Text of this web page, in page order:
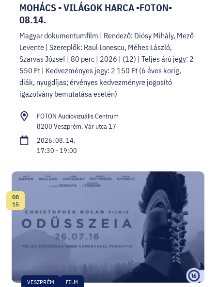
MOHÁCS - VILÁGOK HARCA -FOTON-
08.14.
Magyar dokumentumfilm | Rendező: Diósy Mihály, Mező
Levente | Szereplők: Raul Ionescu, Méhes László,
Szarvas József | 80 perc | 2026 | (12) | Teljes árú jegy: 2
550 Ft | Kedvezményes jegy: 2 150 Ft (6 éves korig,
diák, nyugdíjas; érvényes kedvezményre jogosító
igazolvány bemutatása esetén)
FOTON Audiovizuális Centrum
8200 Veszprém, Vár utca 17
2026. 08. 14.
17:30 - 19:00
VESZPRÉM FILM
Dátum:
08
15